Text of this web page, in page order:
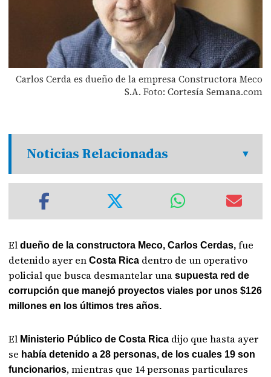
Carlos Cerda es dueño de la empresa Constructora Meco
S.A. Foto: Cortesía Semana.com
Noticias Relacionadas
Eldueño de la constructora Meco, Carlos Cerdas, fue
detenido ayer enCosta Rica dentro de un operativo
policial que busca desmantelar unasupuesta red de
corrupción que manejó proyectos viales por unos $126
millones en los últimos tres años.
El Ministerio Público de Costa Rica dijo que hasta ayer
se había detenido a 28 personas, de los cuales 19 son
funcionarios, mientras que 14 personas particulares